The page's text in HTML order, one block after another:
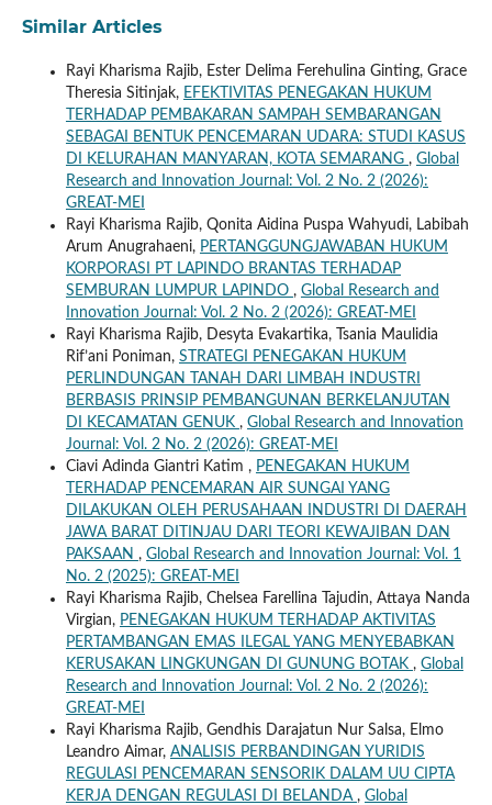
Similar Articles
Rayi Kharisma Rajib, Ester Delima Ferehulina Ginting, Grace
Theresia Sitinjak, EFEKTIVITAS PENEGAKAN HUKUM
TERHADAP PEMBAKARAN SAMPAH SEMBARANGAN
SEBAGAI BENTUK PENCEMARAN UDARA: STUDI KASUS
DI KELURAHAN MANYARAN, KOTA SEMARANG , Global
Research and Innovation Journal: Vol. 2 No. 2 (2026):
GREAT-MEI
Rayi Kharisma Rajib, Qonita Aidina Puspa Wahyudi, Labibah
Arum Anugrahaeni, PERTANGGUNGJAWABAN HUKUM
KORPORASI PT LAPINDO BRANTAS TERHADAP
SEMBURAN LUMPUR LAPINDO , Global Research and
Innovation Journal: Vol. 2 No. 2 (2026): GREAT-MEI
Rayi Kharisma Rajib, Desyta Evakartika, Tsania Maulidia
Rif’ani Poniman, STRATEGI PENEGAKAN HUKUM
PERLINDUNGAN TANAH DARI LIMBAH INDUSTRI
BERBASIS PRINSIP PEMBANGUNAN BERKELANJUTAN
DI KECAMATAN GENUK , Global Research and Innovation
Journal: Vol. 2 No. 2 (2026): GREAT-MEI
Ciavi Adinda Giantri Katim , PENEGAKAN HUKUM
TERHADAP PENCEMARAN AIR SUNGAI YANG
DILAKUKAN OLEH PERUSAHAAN INDUSTRI DI DAERAH
JAWA BARAT DITINJAU DARI TEORI KEWAJIBAN DAN
PAKSAAN , Global Research and Innovation Journal: Vol. 1
No. 2 (2025): GREAT-MEI
Rayi Kharisma Rajib, Chelsea Farellina Tajudin, Attaya Nanda
Virgian, PENEGAKAN HUKUM TERHADAP AKTIVITAS
PERTAMBANGAN EMAS ILEGAL YANG MENYEBABKAN
KERUSAKAN LINGKUNGAN DI GUNUNG BOTAK , Global
Research and Innovation Journal: Vol. 2 No. 2 (2026):
GREAT-MEI
Rayi Kharisma Rajib, Gendhis Darajatun Nur Salsa, Elmo
Leandro Aimar, ANALISIS PERBANDINGAN YURIDIS
REGULASI PENCEMARAN SENSORIK DALAM UU CIPTA
KERJA DENGAN REGULASI DI BELANDA , Global